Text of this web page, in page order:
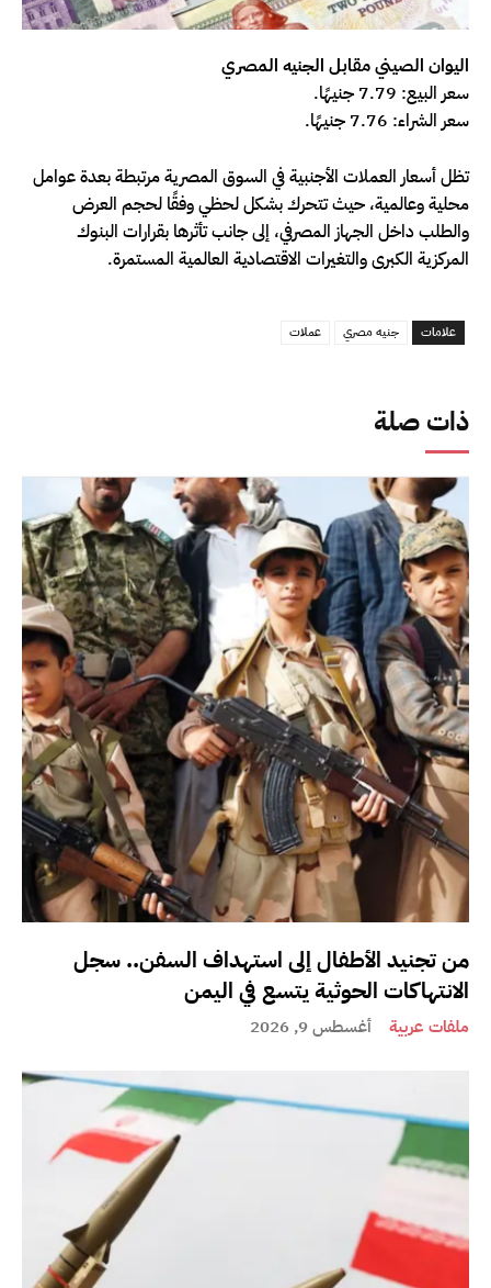
ذات صلة
من تجنيد الأطفال إلى استهداف السفن.. سجل
الانتهاكات الحوثية يتسع في اليمن
ملفات عربية أغسطس 9, 2026
اليوان الصيني مقابل الجنيه المصري
سعر البيع: 7.79 جنيهًا.
سعر الشراء: 7.76 جنيهًا.
تظل أسعار العملات الأجنبية في السوق المصرية مرتبطة بعدة عوامل
محلية وعالمية، حيث تتحرك بشكل لحظي وفقًا لحجم العرض
والطلب داخل الجهاز المصرفي، إلى جانب تأثرها بقرارات البنوك
المركزية الكبرى والتغيرات الاقتصادية العالمية المستمرة.
علامات جنيه مصري عملات